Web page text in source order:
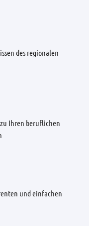
des regionalen
Ihren beruflichen
und einfachen